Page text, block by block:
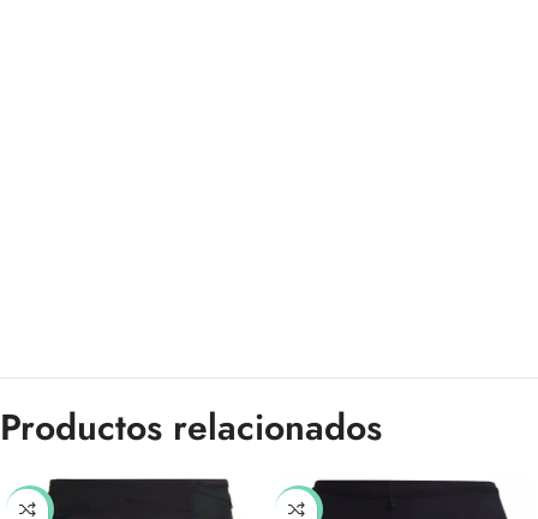
Productos relacionados
-40% -60%